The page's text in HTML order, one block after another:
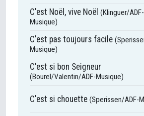
C'est Noël, vive Noël (Klinguer/ADF-
Musique)
C'est pas toujours facile
Musique)
C'est si bon Seigneur
(Bourel/Valentin/ADF-Musique)
C'est si chouette (Sperissen/ADF-